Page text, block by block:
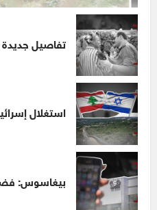
تفاصيل جديدة عن
استغلال
بيغاسوس: